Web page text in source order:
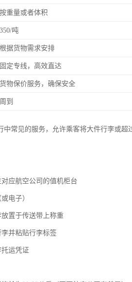
按重量或者体积
350/吨
根据货物需求安排
固定专线，高效直达
货物保价服务，确保安全
周到
中常见的服务，允许乘客将大件行李或
应航空公司的值机柜台
电子）
置于传送带上称重
并粘贴行李标签
运凭证